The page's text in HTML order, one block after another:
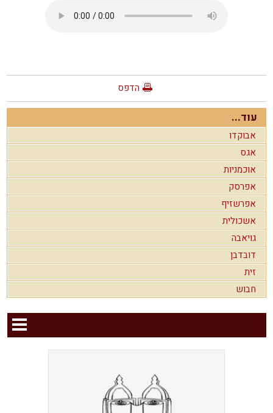
הדפס
עוד...
אבוקדו
אגס
אוכמניות
אפרסק
אפרשזיף
אשכולית
גויאבה
דובדבן
זית
חבוש